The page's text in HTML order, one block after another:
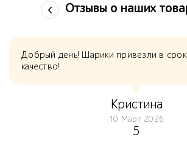
Отзывы о наших
Добрый день! Шарики привезли в срок
качество!
Кристина
10 Март 2026
5